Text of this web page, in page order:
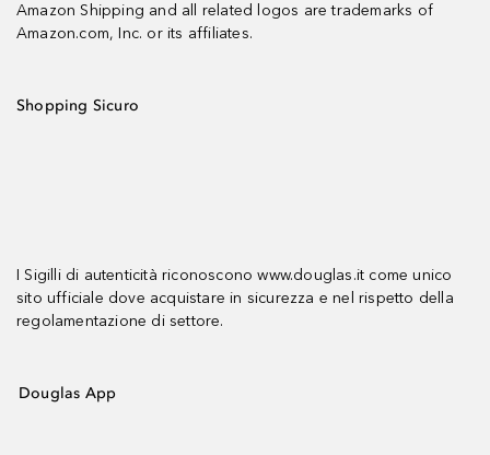
Amazon Shipping and all related logos are trademarks of
Amazon.com, Inc. or its affiliates.
Shopping Sicuro
I Sigilli di autenticità riconoscono www.douglas.it come unico
sito ufficiale dove acquistare in sicurezza e nel rispetto della
regolamentazione di settore.
Douglas App